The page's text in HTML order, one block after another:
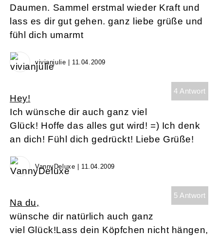
Daumen. Sammel erstmal wieder Kraft und
lass es dir gut gehen. ganz liebe grüße und
fühl dich umarmt
vivianjulie | 11.04.2009
4 Antwort
Hey!
Ich wünsche dir auch ganz viel
Glück! Hoffe das alles gut wird! =) Ich denk
an dich! Fühl dich gedrückt! Liebe Grüße!
VannyDeluxe | 11.04.2009
5 Antwort
Na du,
wünsche dir natürlich auch ganz
viel Glück!Lass dein Köpfchen nicht hängen,